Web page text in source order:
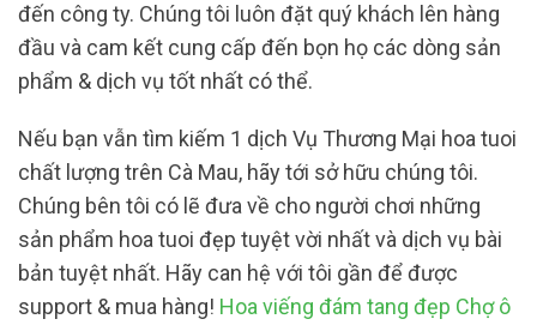
đến công ty. Chúng tôi luôn đặt quý khách lên hàng
đầu và cam kết cung cấp đến bọn họ các dòng sản
phẩm & dịch vụ tốt nhất có thể.
Nếu bạn vẫn tìm kiếm 1 dịch Vụ Thương Mại hoa tuoi
chất lượng trên Cà Mau, hãy tới sở hữu chúng tôi.
Chúng bên tôi có lẽ đưa về cho người chơi những
sản phẩm hoa tuoi đẹp tuyệt vời nhất và dịch vụ bài
bản tuyệt nhất. Hãy can hệ với tôi gần để được
support & mua hàng! Hoa viếng đám tang đẹp Chợ ô